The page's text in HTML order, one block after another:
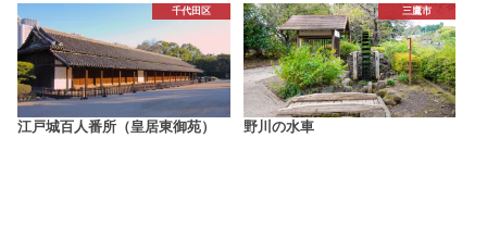
千代田区
江戸城百人番所（皇居東御苑）
三鷹市
野川の水車